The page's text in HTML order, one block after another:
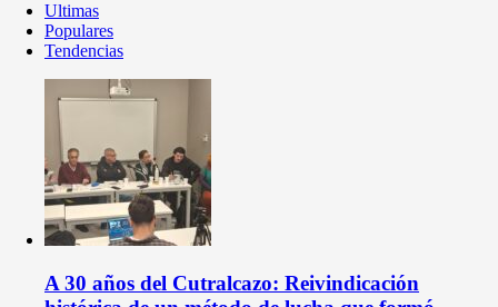
Ultimas
Populares
Tendencias
A 30 años del Cutralcazo: Reivindicación